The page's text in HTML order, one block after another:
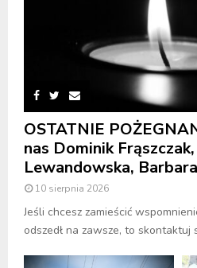
OSTATNIE
nas Dominik
Lewandowska,
10 sierpnia 2026
Jeśli chcesz zamieścić
odszedł na zawsze, to skontaktuj